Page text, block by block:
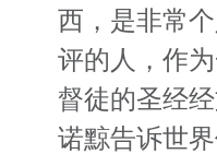
西，是非常
评的人，作
督徒的圣经
诺黥告诉世